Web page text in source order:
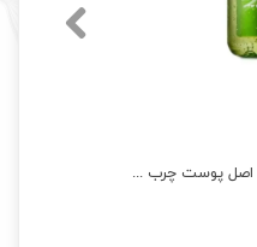
ژل شستشو صورت نوتروژینا اصل پوست چرب ضد جوش Neutrogena